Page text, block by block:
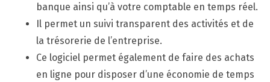
banque ainsi qu’à votre comptable en temps réel.
Il permet un suivi transparent des activités et de
la trésorerie de l’entreprise.
Ce logiciel permet également de faire des achats
en ligne pour disposer d’une économie de temps